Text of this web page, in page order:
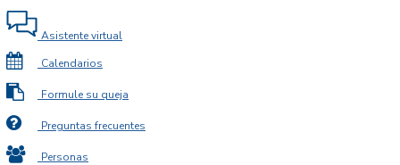
Asistente virtual
Calendarios
Formule su queja
Preguntas frecuentes
Personas